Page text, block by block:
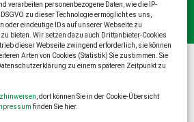
verarbeiten personenbezogene Daten, wie die IP-
zu dieser Technologie ermöglicht es uns,
oder eindeutige IDs auf unserer Webseite zu
bieten. Wir setzen dazu auch Drittanbieter-Cookies
dieser Webseite zwingend erforderlich, sie können
Arten von Cookies (Statistik) Sie zustimmen. Sie
zu einem späteren Zeitpunkt zu
, dort können Sie in der Cookie-Übersicht
finden Sie hier.